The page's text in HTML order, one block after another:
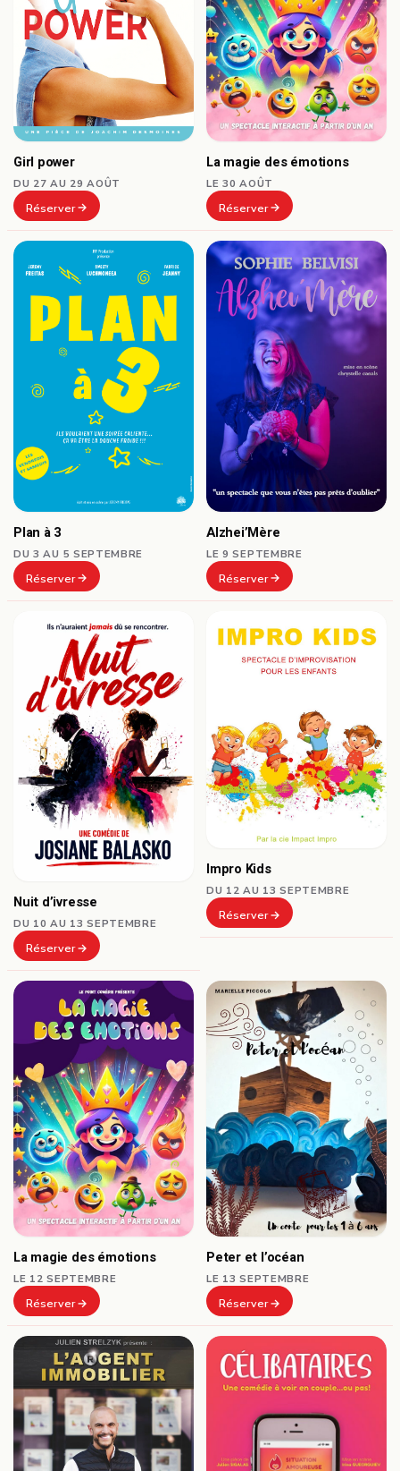
Girl power
DU 27 AU 29 AOÛT
Réserver
La magie des émotions
LE 30 AOÛT
Réserver
Plan à 3
DU 3 AU 5 SEPTEMBRE
Réserver
Alzhei’Mère
LE 9 SEPTEMBRE
Réserver
Nuit d’ivresse
DU 10 AU 13 SEPTEMBRE
Réserver
Impro Kids
DU 12 AU 13 SEPTEMBRE
Réserver
La magie des émotions
LE 12 SEPTEMBRE
Réserver
Peter et l’océan
LE 13 SEPTEMBRE
Réserver